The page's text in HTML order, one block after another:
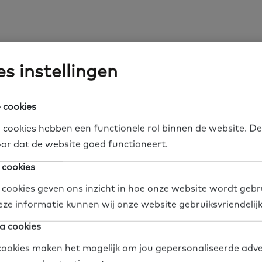
Elke avond heeft een ander thema,
gebruikt Esther ‘de eenvoudige tool’, ontwikkeld
lage basisvaardigheden. Esther: “We kijken niet
De vraag is: wat gaat goed en wat wil je
zwemmen, ga je niet vrijwillig naar een
met PowerPoints of lange teksten. Alles is
instellingen
cookies
cookies hebben een functionele rol binnen de website.
dat de website goed functioneert.
geven ons inzicht in hoe onze website wordt
informatie kunnen wij onze website
cookies
maken het mogelijk om jou gepersonaliseerde